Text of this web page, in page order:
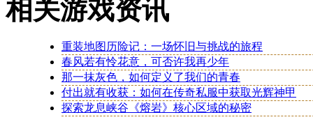
相关游戏资讯
重装地图历险记：一场怀旧与挑战的旅程
春风若有怜花意，可否许我再少年
那一抹灰色，如何定义了我们的青春
付出就有收获：如何在传奇私服中获取光辉神甲
探索龙息峡谷《熔岩》核心区域的秘密